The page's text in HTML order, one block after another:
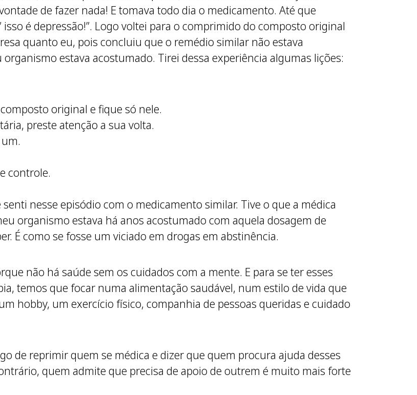
de fazer nada! E tomava todo dia o medicamento. Até que
é depressão!”. Logo voltei para o comprimido do composto original
quanto eu, pois concluiu que o remédio similar não estava
estava acostumado. Tirei dessa experiência algumas lições:
original e fique só nele.
preste atenção a sua volta.
controle.
nesse episódio com o medicamento similar. Tive o que a médica
organismo estava há anos acostumado com aquela dosagem de
É como se fosse um viciado em drogas em abstinência.
não há saúde sem os cuidados com a mente. E para se ter esses
temos que focar numa alimentação saudável, num estilo de vida que
hobby, um exercício físico, companhia de pessoas queridas e cuidado
de reprimir quem se médica e dizer que quem procura ajuda desses
quem admite que precisa de apoio de outrem é muito mais forte